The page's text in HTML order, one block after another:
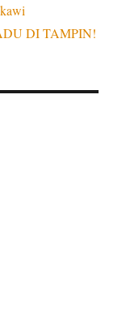
DI TAMPIN!